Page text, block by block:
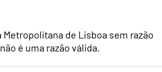
de Lisboa sem razão
é uma razão válida.